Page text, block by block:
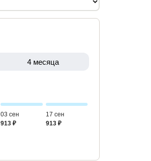
4 месяца
03 сен
913 ₽
17 сен
913 ₽